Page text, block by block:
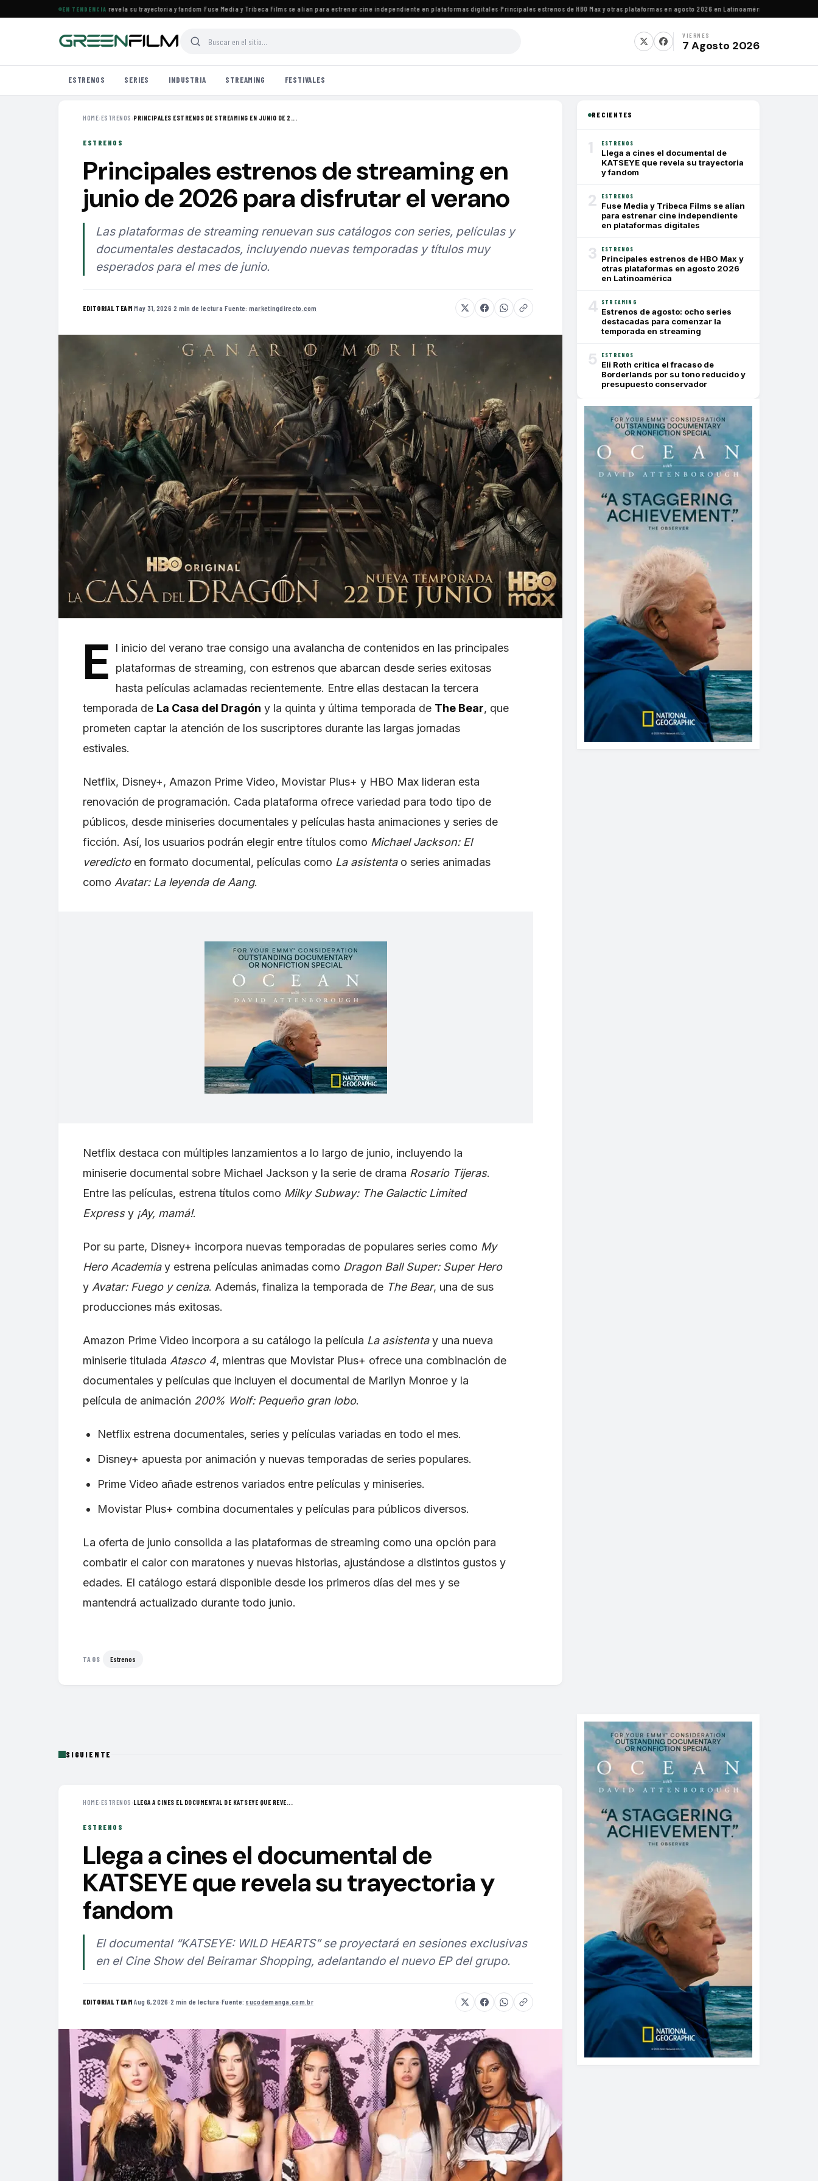
EN TENDENCIA
documental de KATSEYE que revela su trayectoria y fandom·Fuse Media y Tribeca Films se alían para estrenar cine independiente en plataformas digitales·Principales estrenos de HBO Max y otras plataformas en agosto 2026 en Latinoamérica·
VIERNES
7 Agosto 2026
ESTRENOS SERIES INDUSTRIA STREAMING FESTIVALES
HOME›ESTRENOS ›PRINCIPALES ESTRENOS DE STREAMING EN JUNIO DE 2...
ESTRENOS
Principales estrenos de streaming en
junio de 2026 para disfrutar el verano
Las plataformas de streaming renuevan sus catálogos con series, películas y
documentales destacados, incluyendo nuevas temporadas y títulos muy
esperados para el mes de junio.
EDITORIAL TEAM·May 31, 2026·2 min de lectura·Fuente: marketingdirecto.com
E
l inicio del verano trae consigo una avalancha de contenidos en las principales
plataformas de streaming, con estrenos que abarcan desde series exitosas
hasta películas aclamadas recientemente. Entre ellas destacan la tercera
temporada de La Casa del Dragón y la quinta y última temporada de The Bear, que
prometen captar la atención de los suscriptores durante las largas jornadas
estivales.
Netflix, Disney+, Amazon Prime Video, Movistar Plus+ y HBO Max lideran esta
renovación de programación. Cada plataforma ofrece variedad para todo tipo de
públicos, desde miniseries documentales y películas hasta animaciones y series de
ficción. Así, los usuarios podrán elegir entre títulos como Michael Jackson: El
veredictoen formato documental, películas como La asistentao series animadas
como Avatar: La leyenda de Aang.
Netflix destaca con múltiples lanzamientos a lo largo de junio, incluyendo la
miniserie documental sobre Michael Jackson y la serie de drama Rosario Tijeras.
Entre las películas, estrena títulos como Milky Subway: The Galactic Limited
Expressy ¡Ay, mamá!.
Por su parte, Disney+ incorpora nuevas temporadas de populares series como My
Hero Academiay estrena películas animadas como Dragon Ball Super: Super Hero
y Avatar: Fuego y ceniza. Además, finaliza la temporada de The Bear, una de sus
producciones más exitosas.
Amazon Prime Video incorpora a su catálogo la película La asistentay una nueva
miniserie titulada Atasco 4, mientras que Movistar Plus+ ofrece una combinación de
documentales y películas que incluyen el documental de Marilyn Monroe y la
película de animación 200% Wolf: Pequeño gran lobo.
Netflix estrena documentales, series y películas variadas en todo el mes.
Disney+ apuesta por animación y nuevas temporadas de series populares.
Prime Video añade estrenos variados entre películas y miniseries.
Movistar Plus+ combina documentales y películas para públicos diversos.
La oferta de junio consolida a las plataformas de streaming como una opción para
combatir el calor con maratones y nuevas historias, ajustándose a distintos gustos y
edades. El catálogo estará disponible desde los primeros días del mes y se
mantendrá actualizado durante todo junio.
TAGS Estrenos
RECIENTES
1 ESTRENOS
Llega a cines el documental de
KATSEYE que revela su trayectoria
y fandom
2 ESTRENOS
Fuse Media y Tribeca Films se alían
para estrenar cine independiente
en plataformas digitales
3 ESTRENOS
Principales estrenos de HBO Max y
otras plataformas en agosto 2026
en Latinoamérica
4 STREAMING
Estrenos de agosto: ocho series
destacadas para comenzar la
temporada en streaming
5 ESTRENOS
Eli Roth critica el fracaso de
Borderlands por su tono reducido y
presupuesto conservador
SIGUIENTE
HOME›ESTRENOS ›LLEGA A CINES EL DOCUMENTAL DE KATSEYE QUE REVE...
ESTRENOS
Llega a cines el documental de
KATSEYE que revela su trayectoria y
fandom
El documental “KATSEYE: WILD HEARTS” se proyectará en sesiones exclusivas
en el Cine Show del Beiramar Shopping, adelantando el nuevo EP del grupo.
EDITORIAL TEAM·Aug 6, 2026 ·2 min de lectura ·Fuente: sucodemanga.com.br